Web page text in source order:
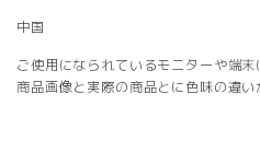
中国
ご使用になられているモニターや端末
商品画像と実際の商品とに色味の違